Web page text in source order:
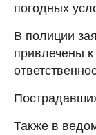
погодных
В полиции
привлечены
Также в